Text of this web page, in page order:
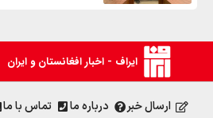
ایراف - اخبار افغانستان و ایران
ارسال خبر درباره ما تماس با ما